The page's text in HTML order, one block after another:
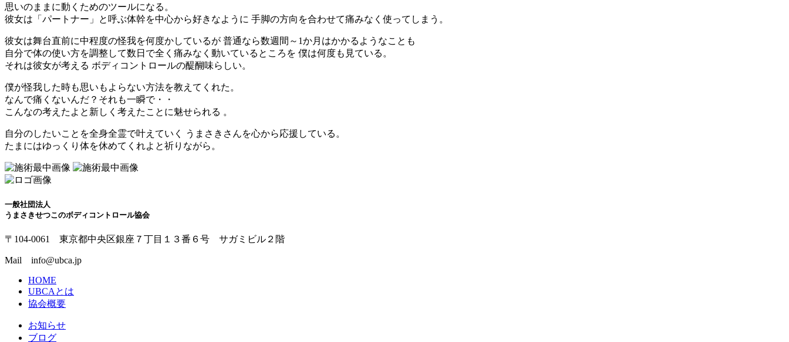
思いのままに動くためのツールになる。
彼女は「パートナー」と呼ぶ体幹を中心から好きなように 手脚の方向を合わせて痛みなく使ってしまう。
彼女は舞台直前に中程度の怪我を何度かしているが 普通なら数週間～1か月はかかるようなことも
自分で体の使い方を調整して数日で全く痛みなく動いているところを 僕は何度も見ている。
それは彼女が考える ボディコントロールの醍醐味らしい。
僕が怪我した時も思いもよらない方法を教えてくれた。
なんで痛くないんだ？それも一瞬で・・
こんなの考えたよと新しく考えたことに魅せられる 。
自分のしたいことを全身全霊で叶えていく うまさきさんを心から応援している。
たまにはゆっくり体を休めてくれよと祈りながら。
一般社団法人
うまさきせつこのボディコントロール協会
〒104-0061 東京都中央区銀座７丁目１３番６号 サガミビル２階
Mail info@ubca.jp
HOME
UBCAとは
協会概要
お知らせ
ブログ